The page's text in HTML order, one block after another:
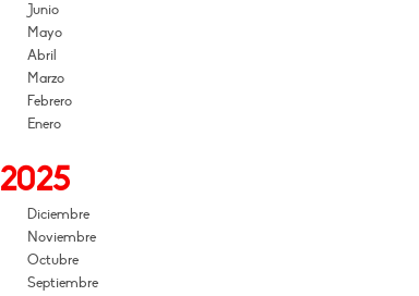
Junio
Mayo
Abril
Marzo
Febrero
Enero
2025
Diciembre
Noviembre
Octubre
Septiembre